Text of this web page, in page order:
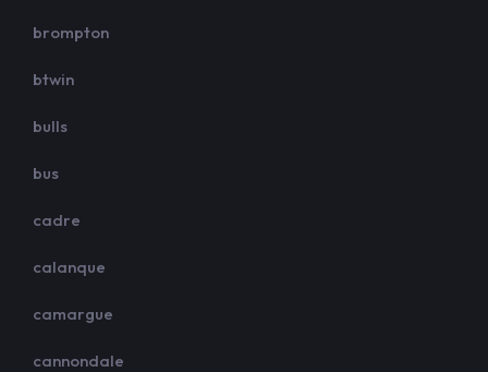
brompton
btwin
bulls
bus
cadre
calanque
camargue
cannondale